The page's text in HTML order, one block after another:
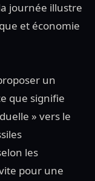
journée illustre
et économie
un
que signifie
» vers le
les
pour une